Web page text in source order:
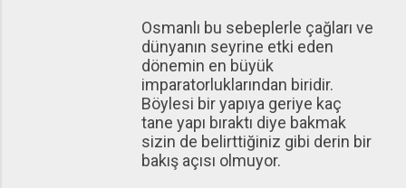
Osmanlı bu sebeplerle çağları ve
dünyanın seyrine etki eden
dönemin en büyük
imparatorluklarından biridir.
Böylesi bir yapıya geriye kaç
tane yapı bıraktı diye bakmak
sizin de belirttiğiniz gibi derin bir
bakış açısı olmuyor.